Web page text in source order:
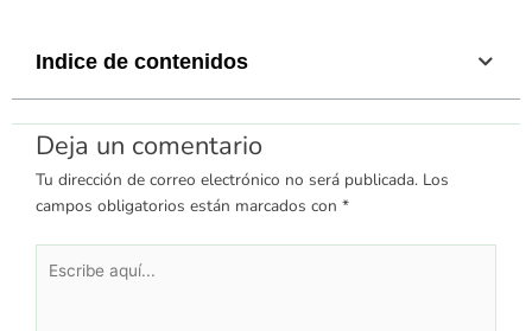
Indice de contenidos
Deja un comentario
Tu dirección de correo electrónico no será publicada. Los
campos obligatorios están marcados con *
aquí...